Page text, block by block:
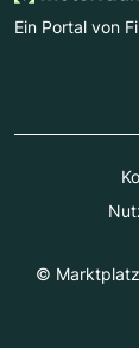
Ein Portal von
© Marktplatz